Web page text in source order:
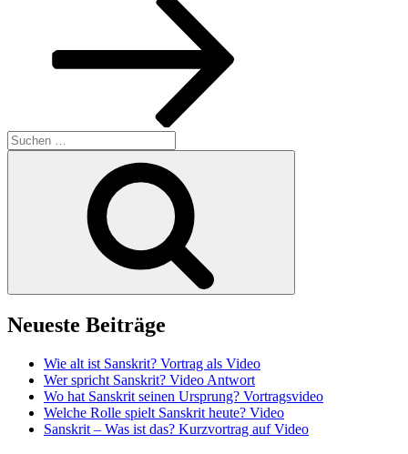
Suchen
nach:
Neueste Beiträge
Wie alt ist Sanskrit? Vortrag als Video
Wer spricht Sanskrit? Video Antwort
Wo hat Sanskrit seinen Ursprung? Vortragsvideo
Welche Rolle spielt Sanskrit heute? Video
Sanskrit – Was ist das? Kurzvortrag auf Video